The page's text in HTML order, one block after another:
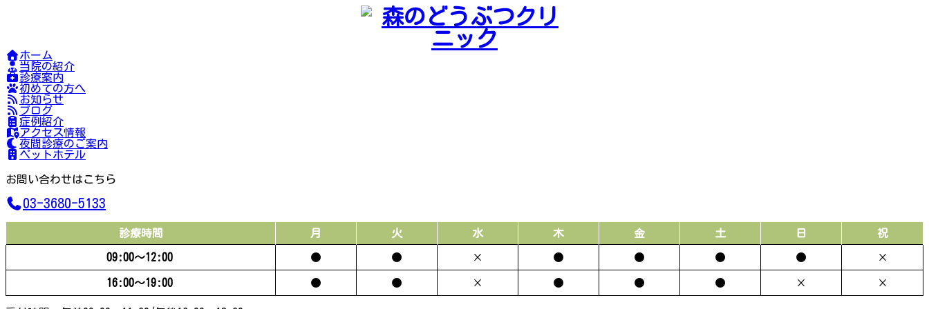
ホーム
当院の紹介
診療案内
初めての方へ
お知らせ
ブログ
症例紹介
アクセス情報
夜間診療のご案内
ペットホテル
お問い合わせはこちら
03-3680-5133
診療時間 月 火 水 木 金 土 日 祝
09:00〜12:00 ● ● × ● ● ● ● ×
16:00〜19:00 ● ● × ● ● ● × ×